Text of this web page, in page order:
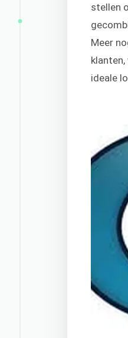
stellen
Meer
ideale